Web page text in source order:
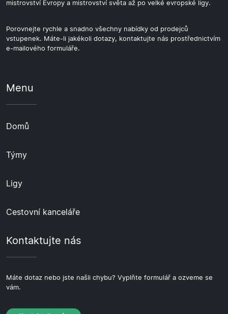
mistrovství Evropy a mistrovství světa až po velké evropské ligy.
Porovnejte rychle a snadno všechny nabídky od prodejců
vstupenek. Máte-li jakékoli dotazy, kontaktujte nás prostřednictvím
e-mailového formuláře.
Menu
Domů
Týmy
Ligy
Cestovní kanceláře
Kontaktujte nás
Máte dotaz nebo jste našli chybu? Vyplňte formulář a ozveme se
vám.